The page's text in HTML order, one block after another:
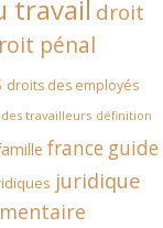
travail droit
pénal
droits des employés
travailleurs définition
france guide
juridique